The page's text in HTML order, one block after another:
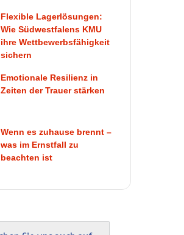
Flexible Lagerlösungen:
Wie Südwestfalens KMU
ihre Wettbewerbsfähigkeit
sichern
Emotionale Resilienz in
Zeiten der Trauer stärken
Wenn es zuhause brennt –
was im Ernstfall zu
beachten ist